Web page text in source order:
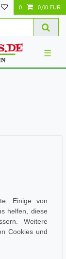
0 0,00 EUR
☰
Einige von
helfen, diese
Weitere
Cookies und